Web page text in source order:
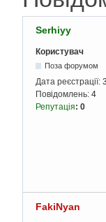
Serhiyy
Користувач
Поза форумом
Дата реєстрації:
Повідомлень: 4
Репутація: 0
FakiNyan